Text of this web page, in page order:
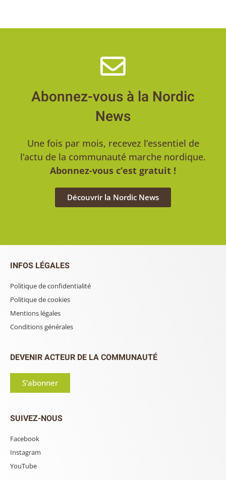
Abonnez-vous à la Nordic
News
Une fois par mois, recevez l’essentiel de
l’actu de la communauté marche nordique.
Abonnez-vous c’est gratuit !
Découvrir la Nordic News
INFOS LÉGALES
Politique de confidentialité
Politique de cookies
Mentions légales
Conditions générales
DEVENIR ACTEUR DE LA COMMUNAUTÉ
S'abonner
SUIVEZ-NOUS
Facebook
Instagram
YouTube